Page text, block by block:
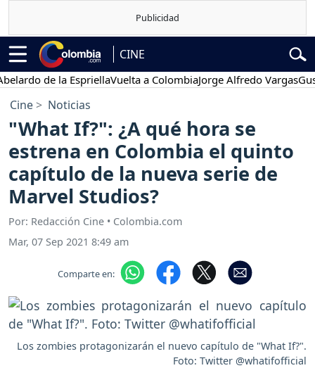
CINE
de la EspriellaVuelta a ColombiaJorge Alfredo VargasGustavo
Cine Noticias
"What If?": ¿A qué hora se
estrena en Colombia el quinto
capítulo de la nueva serie de
Marvel Studios?
Por: Redacción Cine • Colombia.com
Mar, 07 Sep 2021 8:49 am
Comparte en:
Los zombies protagonizarán el nuevo capítulo de "What If?".
Foto: Twitter @whatifofficial